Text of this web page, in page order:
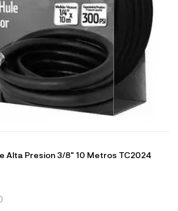
Alta Presion 3/8" 10 Metros TC2024